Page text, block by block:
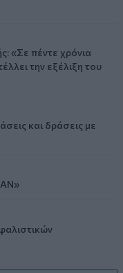
«Σε πέντε χρόνια
την εξέλιξη του
και δράσεις με